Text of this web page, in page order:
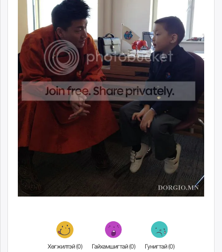
mglradio.com
fact.mn
itoim.mn
tumen.mn
shuum.mn
times.mn
tvmongolia.mn
mass.mn
unegui.mn
assa.mn
toim.mn
paparazzi.mn
Хөгжилтэй (0) Гайхамшигтай (0) Гунигтай (0)